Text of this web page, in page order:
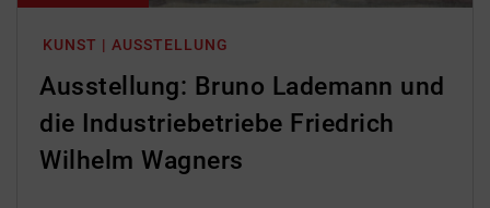
KUNST | AUSSTELLUNG
Ausstellung: Bruno Lademann und
die Industriebetriebe Friedrich
Wilhelm Wagners